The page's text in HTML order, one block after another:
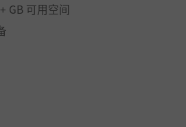
的世界。是铸造联盟、还是引发冲
装备、船只和特殊能力，化身传奇。
GB 可用空间